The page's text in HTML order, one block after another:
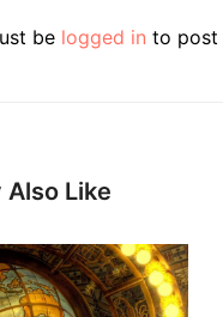
be logged in to post
Also Like